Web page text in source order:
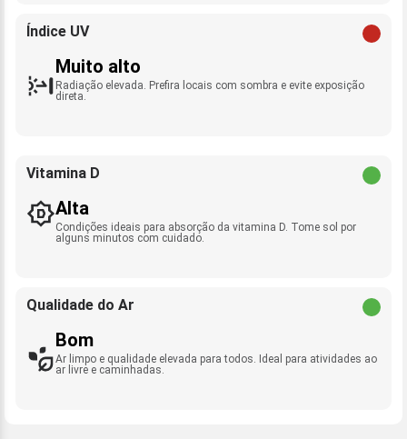
Índice UV
Muito alto
Radiação elevada. Prefira locais com sombra e evite exposição
direta.
Vitamina D
Alta
Condições ideais para absorção da vitamina D. Tome sol por
alguns minutos com cuidado.
Qualidade do Ar
Bom
Ar limpo e qualidade elevada para todos. Ideal para atividades ao
ar livre e caminhadas.